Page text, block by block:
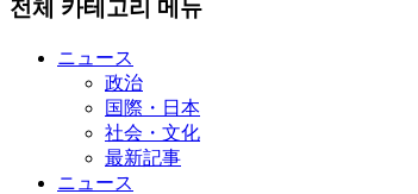
전체 카테고리 메뉴
ニュース
政治
国際・日本
社会・文化
最新記事
ニュース